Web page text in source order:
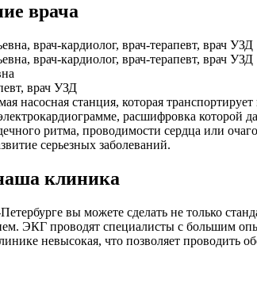
врача
врач УЗД
насосная станция, которая
расшифровка которой
ритма, проводимости сердца или
серьезных заболеваний.
клиника
вы можете сделать не только
ЭКГ проводят специалисты с большим
невысокая, что позволяет проводить